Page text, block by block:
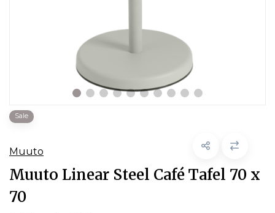
Sale
Muuto
Muuto Linear Steel Café Tafel 70 x
70